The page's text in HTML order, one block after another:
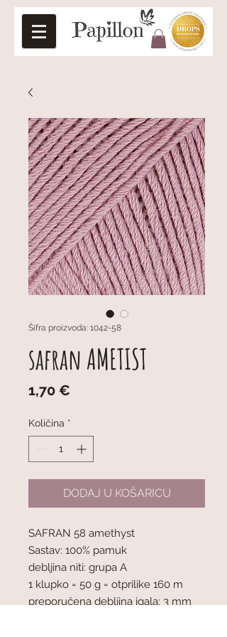
Šifra proizvoda: 1042-58
safran AMETIST
1,70 €
Količina *
DODAJ U KOŠARICU
SAFRAN 58 amethyst
Sastav: 100% pamuk
debljina niti: grupa A
1 klupko = 50 g = otprilike 160 m
preporučena debljina igala: 3 mm